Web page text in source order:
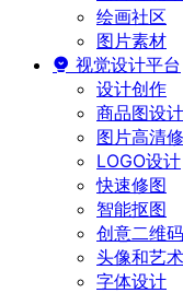
绘画社区
图片素材
视觉设计平台
设计创作
商品图设计
图片高清
LOGO设计
快速修图
智能抠图
创意二维码
头像和艺
字体设计